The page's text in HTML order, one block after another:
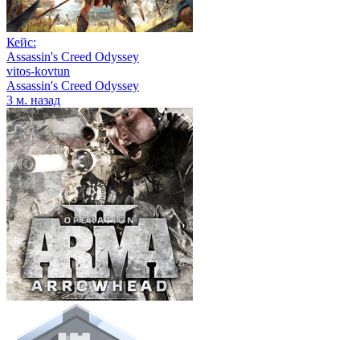
Кейс:
Assassin's Creed Odyssey
vitos-kovtun
Assassin's Creed Odyssey
3 м. назад